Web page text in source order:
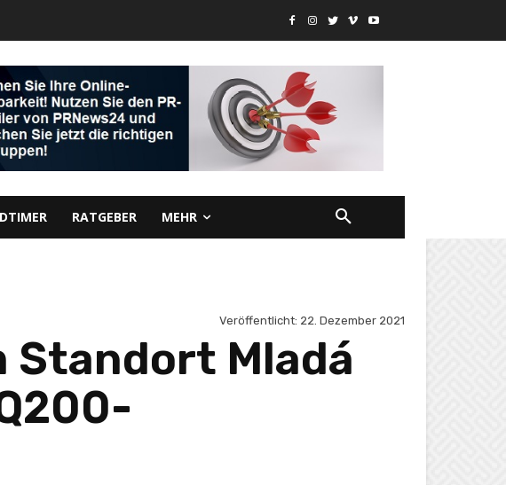
RATGEBER MEHR
Veröffentlicht: 22. Dezember 2021
Standort Mladá